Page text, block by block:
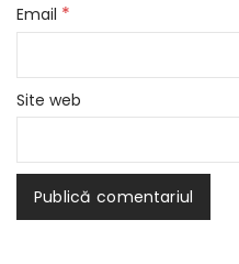
Email *
Site web